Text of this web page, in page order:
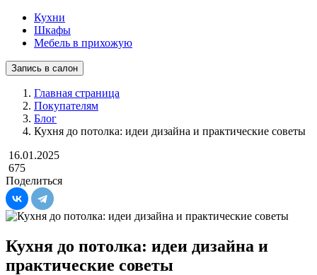
Кухни
Шкафы
Мебель в прихожую
Запись в салон
Главная страница
Покупателям
Блог
Кухня до потолка: идеи дизайна и практические советы
16.01.2025
675
Поделиться
Кухня до потолка: идеи дизайна и
практические советы